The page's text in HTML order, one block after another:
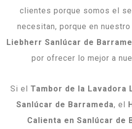
clientes porque somos el
necesitan, porque en nuestro
Liebherr Sanlúcar de
por ofrecer lo mejor a
Si el Tambor de la Lavadora
Sanlúcar de Barrameda, el
Calienta en Sanlúcar de